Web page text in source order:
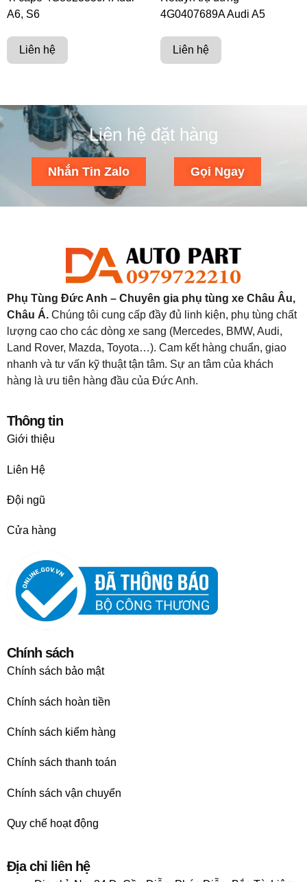
A6, S6
Liên hệ
4G0407689A Audi A5
Liên hệ
Liên hệ đặt hàng
Nhắn Tin Zalo Gọi Ngay
Phụ Tùng Đức Anh – Chuyên gia phụ tùng xe Châu Âu,
Châu Á. Chúng tôi cung cấp đầy đủ linh kiện, phụ tùng chất
lượng cao cho các dòng xe sang (Mercedes, BMW, Audi,
Land Rover, Mazda, Toyota…). Cam kết hàng chuẩn, giao
nhanh và tư vấn kỹ thuật tận tâm. Sự an tâm của khách
hàng là ưu tiên hàng đầu của Đức Anh.
Thông tin
Giới thiệu
Liên Hệ
Đội ngũ
Cửa hàng
Chính sách
Chính sách bảo mật
Chính sách hoàn tiền
Chính sách kiểm hàng
Chính sách thanh toán
Chính sách vận chuyển
Quy chế hoạt động
Địa chỉ liên hệ